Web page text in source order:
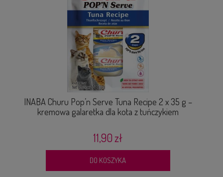
INABA Churu Pop’n Serve Tuna Recipe 2 x 35 g –
kremowa galaretka dla kota z tuńczykiem
11,90 zł
DO KOSZYKA